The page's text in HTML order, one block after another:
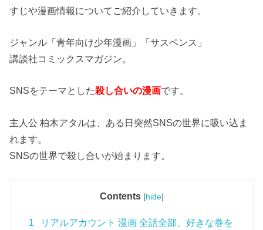
すじや漫画情報についてご紹介していきます。
ジャンル「青年向け少年漫画」「サスペンス」
講談社コミックスマガジン。
SNSをテーマとした殺し合いの漫画です。
主人公 柏木アタルは、ある日突然SNSの世界に吸い込ま
れます。
SNSの世界で殺し合いが始まります。
Contents [hide]
1
リアルアカウント 漫画 全話全部、好きな巻を